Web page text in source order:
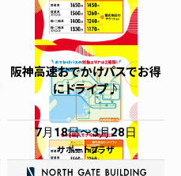
阪神高速おでかけパスでお得
にドライブ♪
7月18日 3月28日
サポートプラザ